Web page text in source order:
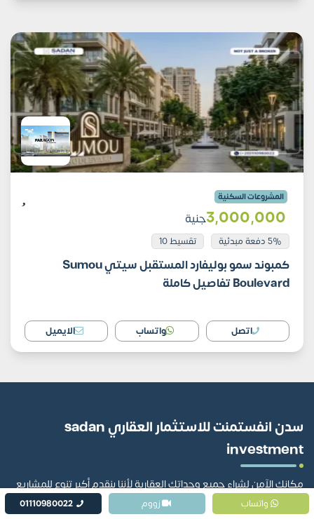
المشروعات السكنية
3٬000٬000جنية
5% دفعة مبدئية تقسيط 10
كمبوند سمو بوليفارد المستقبل سيتي Sumou
Boulevard تفاصيل كاملة
اتصل واتساب الايميل
سدن انفستمنت للاستثمار العقاري sadan
investment
مكانك الآمن لشراء جميع وحداتك العقارية لأننا بنقدم أكبر تنوع للمشاريع
وأفضل تجربة لخدمات مابعد البيع سدن مش بس وسيط عقاري
واتساب 01110980022 زووم